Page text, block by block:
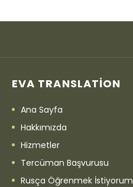
EVA TRANSLATION
Ana Sayfa
Hakkımızda
Hizmetler
Tercüman Başvurusu
Rusça Öğrenmek İstiyorum